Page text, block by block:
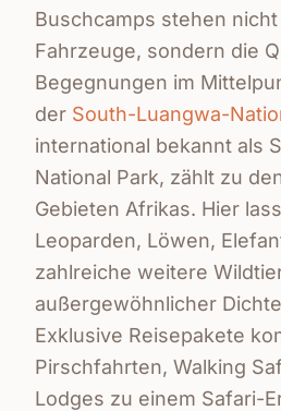
Buschcamps stehen
Fahrzeuge, sondern die
Begegnungen im
der South-Luangwa-
international bekannt als
National Park, zählt zu
Gebieten Afrikas. Hier
Leoparden, Löwen,
zahlreiche weitere
außergewöhnlicher
Exklusive Reisepakete
Pirschfahrten, Walking
Lodges zu einem Safari-